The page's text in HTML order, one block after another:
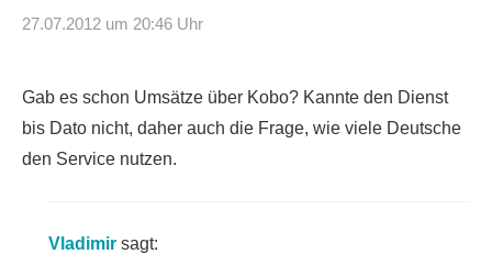
27.07.2012 um 20:46 Uhr
Gab es schon Umsätze über Kobo? Kannte den Dienst
bis Dato nicht, daher auch die Frage, wie viele Deutsche
den Service nutzen.
Vladimir sagt: